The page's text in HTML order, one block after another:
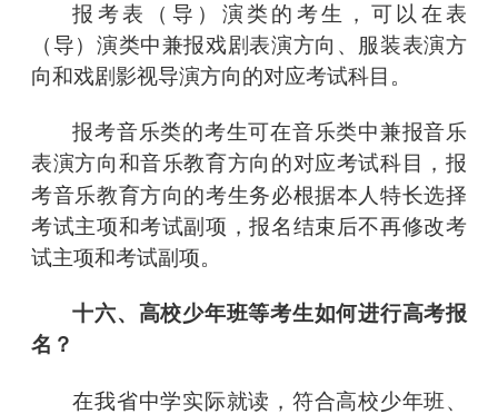
报考表（导）演类的考生，可以在表
（导）演类中兼报戏剧表演方向、服装表演方
向和戏剧影视导演方向的对应考试科目。
报考音乐类的考生可在音乐类中兼报音乐
表演方向和音乐教育方向的对应考试科目， 报
考音乐教育方向的考生务必根据本人特长选择
考试主项和考试副项，报名结束后不再修改考
试主项和考试副项。
十六、高校少年班等考生如何进行高考报
名？
在我省中学实际就读，符合高校少年班、